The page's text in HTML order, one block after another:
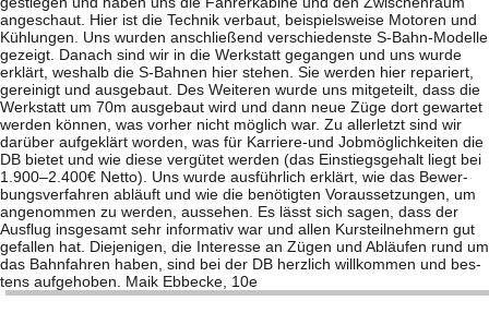
ange­schaut. Hier ist die Tech­nik ver­baut, bei­spiels­weise Moto­ren und
Küh­lun­gen. Uns wur­den anschlie­ßend ver­schie­denste S‑Bahn-Modelle
gezeigt. Danach sind wir in die Werk­statt gegan­gen und uns wurde
erklärt, wes­halb die S‑Bahnen hier ste­hen. Sie wer­den hier repa­riert,
gerei­nigt und aus­ge­baut. Des Wei­te­ren wurde uns mit­ge­teilt, dass die
Werk­statt um 70m aus­ge­baut wird und dann neue Züge dort gewar­tet
wer­den kön­nen, was vor­her nicht mög­lich war. Zu aller­letzt sind wir
dar­über auf­ge­klärt wor­den, was für Kar­riere-und Job­mög­lich­kei­ten die
DB bie­tet und wie diese ver­gü­tet wer­den (das Ein­stiegs­ge­halt liegt bei
1.900–2.400€ Netto). Uns wurde aus­führ­lich erklärt, wie das Bewer­
bungs­ver­fah­ren abläuft und wie die benö­tig­ten Vor­aus­set­zun­gen, um
ange­nom­men zu wer­den, aus­se­hen. Es lässt sich sagen, dass der
Aus­flug ins­ge­samt sehr infor­ma­tiv war und allen Kurs­teil­neh­mern gut
gefal­len hat. Die­je­ni­gen, die Inter­esse an Zügen und Abläu­fen rund um
das Bahn­fah­ren haben, sind bei der DB herz­lich will­kom­men und bes­
tens auf­ge­ho­ben. Maik Ebb­ecke, 10e